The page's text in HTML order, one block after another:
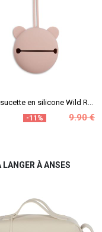
-11% 9.90 €
À ANSES